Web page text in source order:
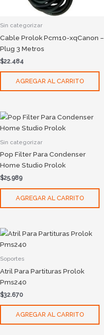
Sin categorizar
Cable Prolok Pcm10-xqCanon –
Plug 3 Metros
$22.484
AGREGAR AL CARRITO
Sin categorizar
Pop Filter Para Condenser
Home Studio Prolok
$25.989
AGREGAR AL CARRITO
Soportes
Atril Para Partituras Prolok
Pms240
$32.670
AGREGAR AL CARRITO